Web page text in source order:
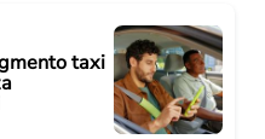
taxi